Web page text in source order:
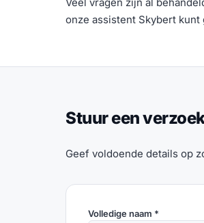
onze assistent Skybert
Stuur een
Geef voldoende details op
Volledige naam *